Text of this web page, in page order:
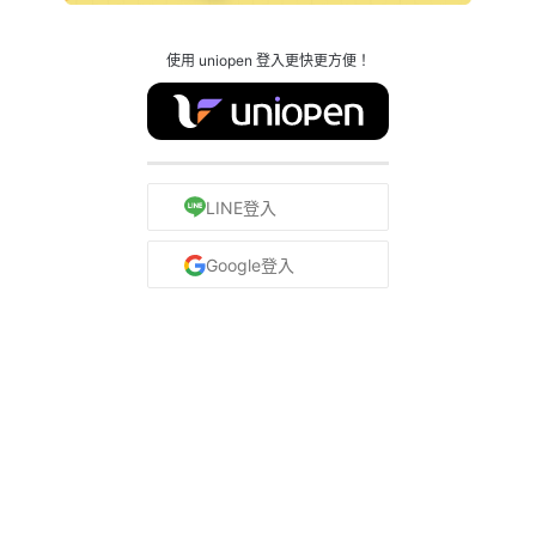
使用 uniopen 登入更快更方便！
LINE登入
Google登入